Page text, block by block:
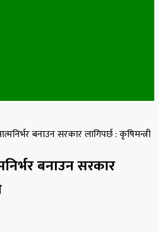
बनाउन सरकार लागिपर्छ : कृषिमन्त्री
बनाउन सरकार